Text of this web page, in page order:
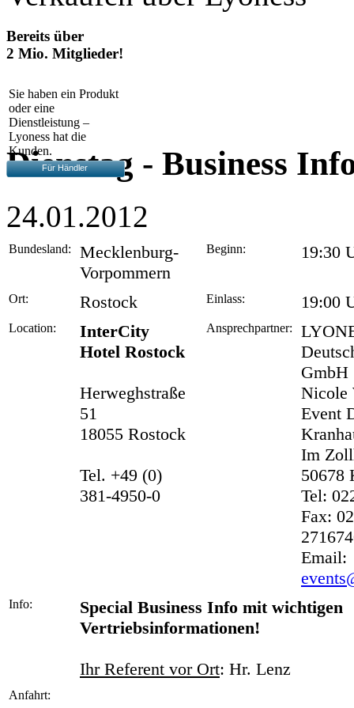
Bereits über
2 Mio. Mitglieder!
Sie haben ein Produkt
oder eine
Dienstleistung –
Lyoness hat die
Kunden.
Für Händler
Dienstag - Business
24.01.2012
Bundesland:
Mecklenburg-
Vorpommern
Beginn: 19:30
Ort: Rostock Einlass: 19:00
Location:
InterCity
Hotel Rostock
Herweghstraße
51
18055 Rostock
Tel. +49 (0)
381-4950-0
Ansprechpartner:
GmbH
Nicole
Event
Im
50678
Tel:
Fax:
Email:
Info:
Special Business Info mit wichtigen
Vertriebsinformationen!
Ihr Referent vor Ort: Hr. Lenz
Anfahrt: